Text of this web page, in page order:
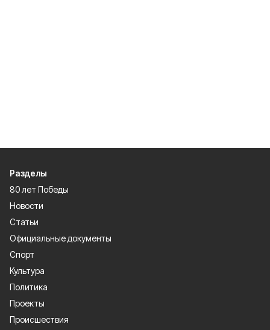
Разделы
80 лет Победы
Новости
Статьи
Официальные документы
Спорт
Культура
Политика
Проекты
Происшествия